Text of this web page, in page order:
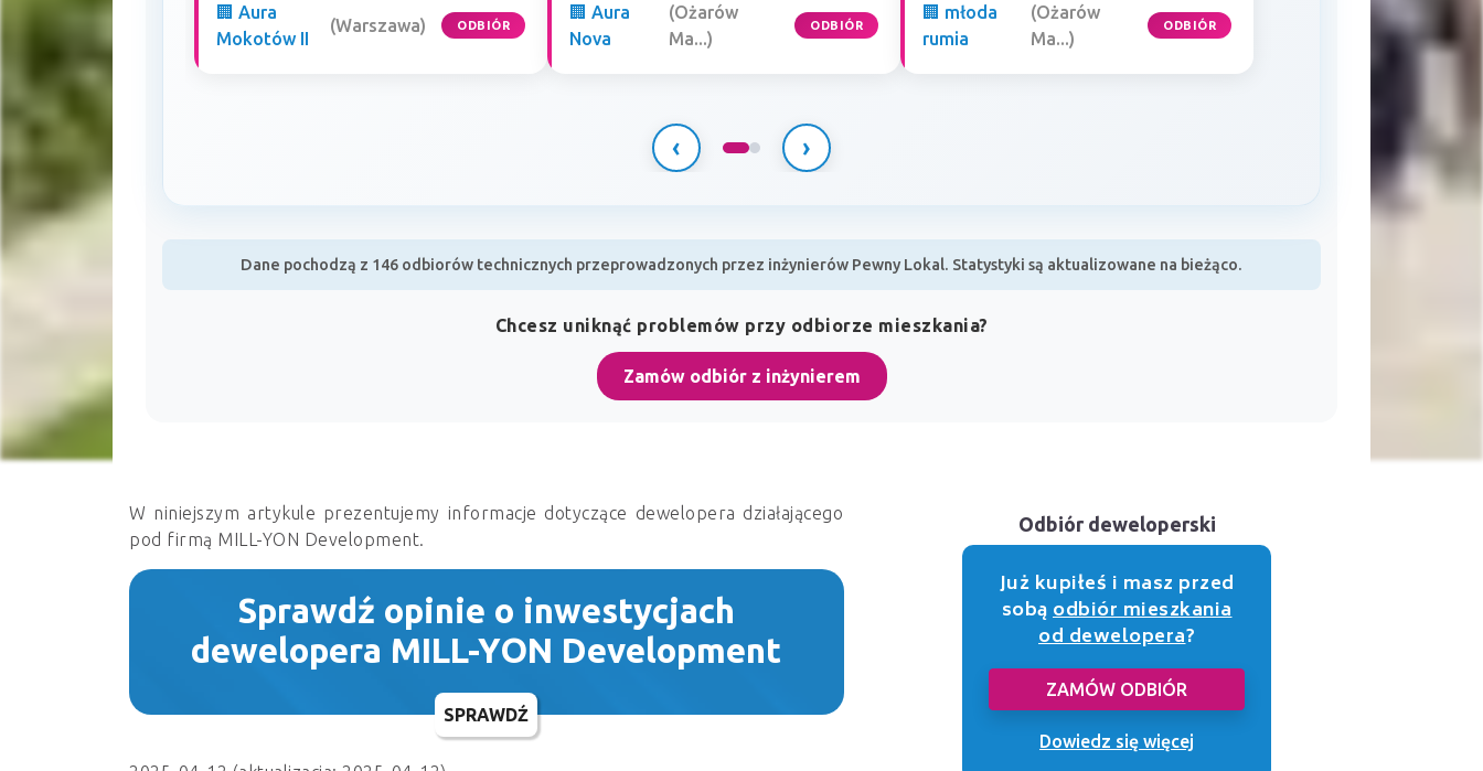
🏢 Aura
Mokotów II
(Warszawa) ODBIÓR
🏢 Aura
Nova
(Ożarów
Ma...)
ODBIÓR
🏢 młoda
rumia
(Ożarów
Ma...)
ODBIÓR
‹ ›
Dane pochodzą z 146 odbiorów technicznych przeprowadzonych przez inżynierów Pewny Lokal. Statystyki są aktualizowane na bieżąco.
Chcesz uniknąć problemów przy odbiorze mieszkania?
Zamów odbiór z inżynierem
W niniejszym artykule prezentujemy informacje dotyczące dewelopera działającego
pod firmą MILL-YON Development.
Sprawdź opinie o inwestycjach
dewelopera MILL-YON Development
SPRAWDŹ
Odbiór deweloperski
Już kupiłeś i masz przed
sobąodbiór mieszkania
od dewelopera?
ZAMÓW ODBIÓR
Dowiedz się więcej